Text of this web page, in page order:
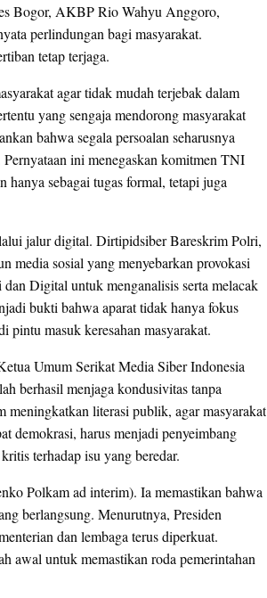
Bogor, AKBP Rio Wahyu Anggoro,
perlindungan bagi masyarakat.
tetap terjaga.
agar tidak mudah terjebak dalam
yang sengaja mendorong masyarakat
bahwa segala persoalan seharusnya
ini menegaskan komitmen TNI
sebagai tugas formal, tetapi juga
jalur digital. Dirtipidsiber Bareskrim Polri,
sosial yang menyebarkan provokasi
Digital untuk menganalisis serta melacak
bukti bahwa aparat tidak hanya fokus
pintu masuk keresahan masyarakat.
Umum Serikat Media Siber Indonesia
berhasil menjaga kondusivitas tanpa
meningkatkan literasi publik, agar masyarakat
demokrasi, harus menjadi penyeimbang
terhadap isu yang beredar.
Polkam ad interim). Ia memastikan bahwa
berlangsung. Menurutnya, Presiden
dan lembaga terus diperkuat.
awal untuk memastikan roda pemerintahan